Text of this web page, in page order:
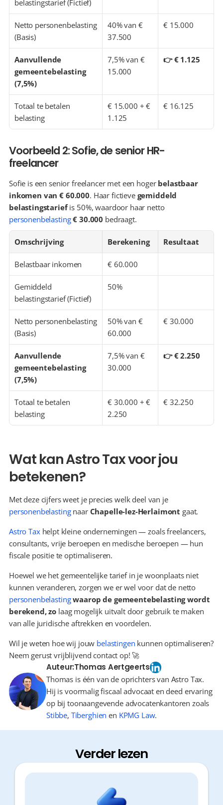
belastingstarief (Fictief)
Netto personenbelasting
(Basis)
40% van €
37.500
€ 15.000
Aanvullende
gemeentebelasting
(7,5%)
7,5% van €
15.000
👉 € 1.125
Totaal te betalen
belasting
€ 15.000 + €
1.125
€ 16.125
Voorbeeld 2: Sofie, de senior HR-
freelancer
Sofie is een senior freelancer met een hoger belastbaar
inkomen van € 60.000. Haar fictieve gemiddeld
belastingstarief
is 50%, waardoor haar netto
personenbelasting€ 30.000 bedraagt.
Omschrijving Berekening Resultaat
Belastbaar inkomen € 60.000
Gemiddeld
belastingstarief (Fictief)
50%
Netto personenbelasting
(Basis)
50% van €
60.000
€ 30.000
Aanvullende
gemeentebelasting
(7,5%)
7,5% van €
30.000
👉 € 2.250
Totaal te betalen
belasting
€ 30.000 + €
2.250
€ 32.250
Wat kan Astro Tax voor jou
betekenen?
Met deze cijfers weet je precies welk deel van je
personenbelasting naar Chapelle-lez-Herlaimont gaat.
Astro Tax helpt kleine ondernemingen — zoals freelancers,
consultants, vrije beroepen en medische beroepen — hun
fiscale positie te optimaliseren.
Hoewel we het gemeentelijke tarief in je woonplaats niet
personenbelasting waarop de gemeentebelasting wordt
berekend, zo laag mogelijk uitvalt door gebruik te maken
van alle juridische aftrekken en voordelen.
Wil je weten hoe wij jouw belastingen kunnen optimaliseren?
Neem gerust vrijblijvend contact op! 🚀
Auteur:Thomas Aertgeerts
Thomas is één van de oprichters van Astro Tax.
Hij is voormalig fiscaal advocaat en deed ervaring
op bij toonaangevende advocatenkantoren zoals
Stibbe, Tiberghien en KPMG Law.
Verder lezen